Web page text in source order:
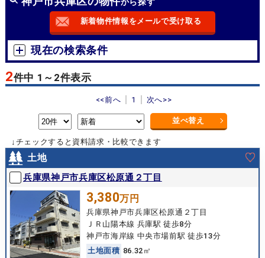
新着物件情報をメールで受け取る
現在の検索条件
2件中 1～2件表示
<<前へ 1 次へ>>
並べ替え
↓チェックすると資料請求・比較できます
土地
兵庫県神戸市兵庫区松原通２丁目
3,380万円
兵庫県神戸市兵庫区松原通２丁目
ＪＲ山陽本線 兵庫駅 徒歩8分
神戸市海岸線 中央市場前駅 徒歩13分
土地面積 86.32㎡